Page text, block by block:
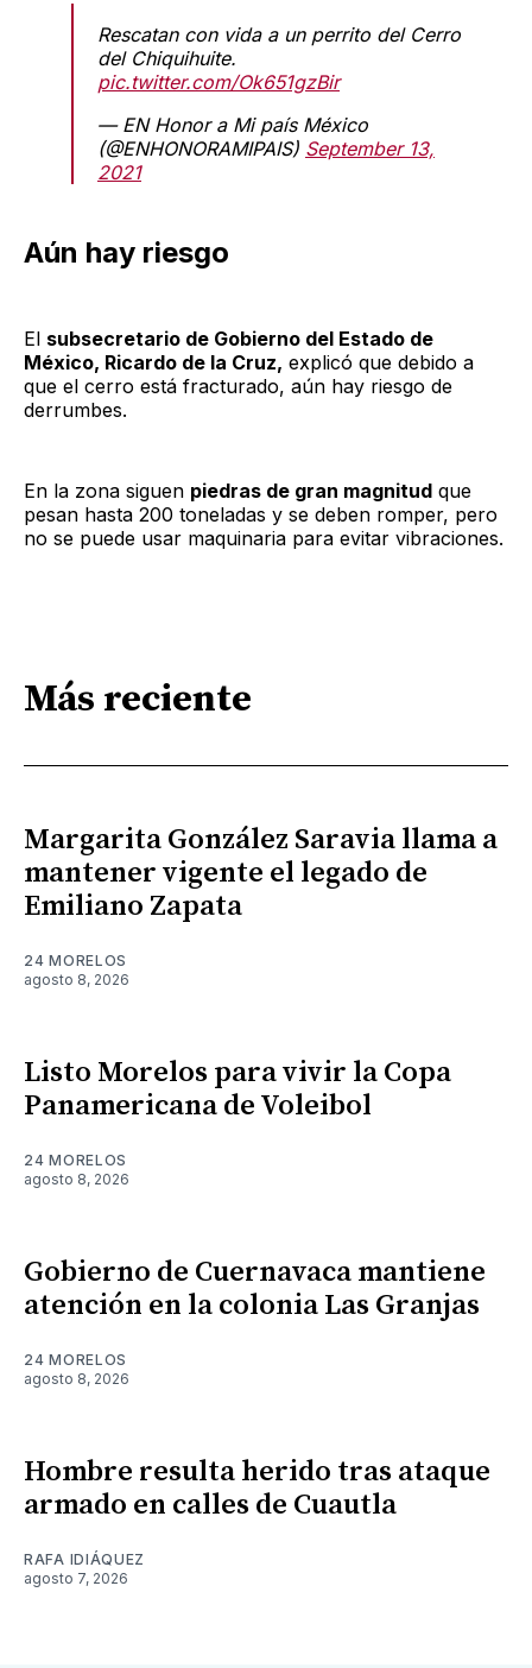
Rescatan con vida a un perrito del Cerro
del Chiquihuite.
pic.twitter.com/Ok651gzBir
— EN Honor a Mi país México
(@ENHONORAMIPAIS) September 13,
2021
Aún hay riesgo
El subsecretario de Gobierno del Estado de
México, Ricardo de la Cruz, explicó que debido a
que el cerro está fracturado, aún hay riesgo de
derrumbes.
En la zona siguen piedras de gran magnitud que
pesan hasta 200 toneladas y se deben romper, pero
no se puede usar maquinaria para evitar vibraciones.
Más reciente
Margarita González Saravia llama a
mantener vigente el legado de
Emiliano Zapata
24 MORELOS
agosto 8, 2026
Listo Morelos para vivir la Copa
Panamericana de Voleibol
24 MORELOS
agosto 8, 2026
Gobierno de Cuernavaca mantiene
atención en la colonia Las Granjas
24 MORELOS
agosto 8, 2026
Hombre resulta herido tras ataque
armado en calles de Cuautla
RAFA IDIÁQUEZ
agosto 7, 2026